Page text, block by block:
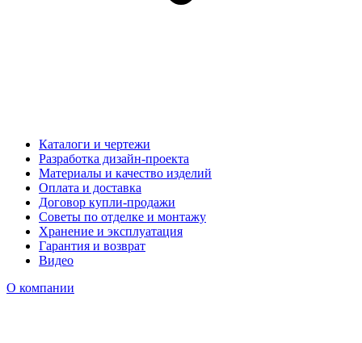
Каталоги и чертежи
Разработка дизайн-проекта
Материалы и качество изделий
Оплата и доставка
Договор купли-продажи
Советы по отделке и монтажу
Хранение и эксплуатация
Гарантия и возврат
Видео
О компании